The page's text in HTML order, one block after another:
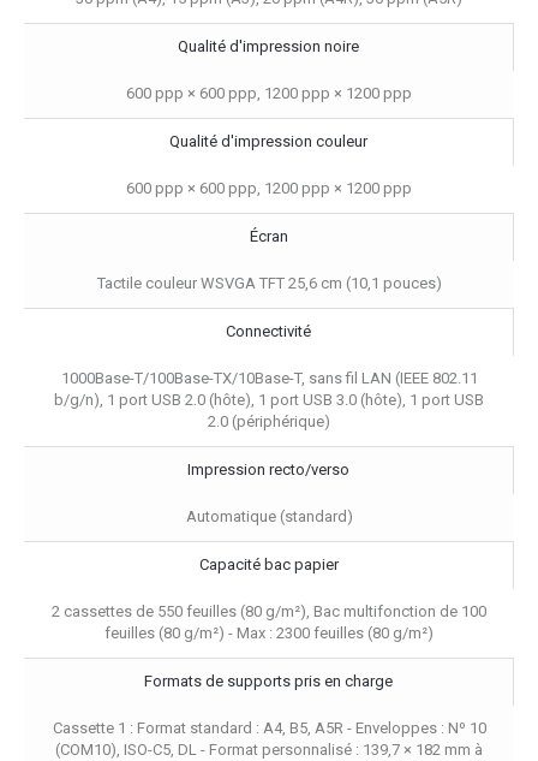
Qualité d'impression noire
600 ppp × 600 ppp, 1200 ppp × 1200 ppp
Qualité d'impression couleur
600 ppp × 600 ppp, 1200 ppp × 1200 ppp
Écran
Tactile couleur WSVGA TFT 25,6 cm (10,1 pouces)
Connectivité
1000Base-T/100Base-TX/10Base-T, sans fil LAN (IEEE 802.11
b/g/n), 1 port USB 2.0 (hôte), 1 port USB 3.0 (hôte), 1 port USB
2.0 (périphérique)
Impression recto/verso
Automatique (standard)
Capacité bac papier
2 cassettes de 550 feuilles (80 g/m²), Bac multifonction de 100
feuilles (80 g/m²) - Max : 2300 feuilles (80 g/m²)
Formats de supports pris en charge
Cassette 1 : Format standard : A4, B5, A5R - Enveloppes : Nº 10
(COM10), ISO-C5, DL - Format personnalisé : 139,7 × 182 mm à